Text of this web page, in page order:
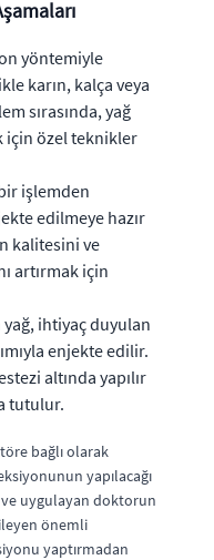
yöntemiyle
karın, kalça veya
sırasında, yağ
için özel teknikler
işlemden
edilmeye hazır
kalitesini ve
artırmak için
yağ, ihtiyaç duyulan
enjekte edilir.
altında yapılır
tutulur.
bağlı olarak
yapılacağı
uygulayan doktorun
önemli
yaptırmadan